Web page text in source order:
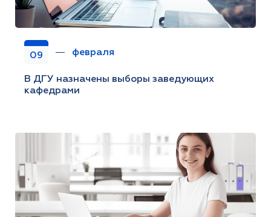
09 февраля
В ДГУ назначены выборы заведующих
кафедрами